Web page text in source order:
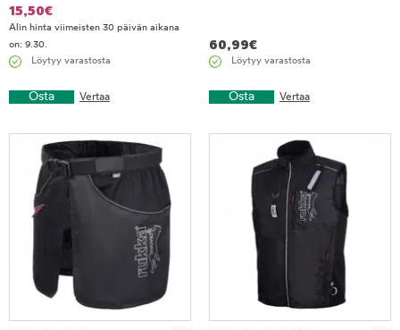
15,50€
Alin hinta viimeisten 30 päivän aikana
on: 9.30.
Löytyy varastosta
Osta Vertaa
60,99€
Löytyy varastosta
Osta Vertaa